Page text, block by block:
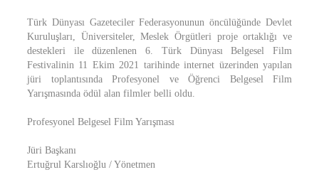
Türk Dünyası Gazeteciler Federasyonunun öncülüğünde Devlet
Kuruluşları, Üniversiteler, Meslek Örgütleri proje ortaklığı ve
destekleri ile düzenlenen 6. Türk Dünyası Belgesel Film
Festivalinin 11 Ekim 2021 tarihinde internet üzerinden yapılan
jüri toplantısında Profesyonel ve Öğrenci Belgesel Film
Yarışmasında ödül alan filmler belli oldu.
Profesyonel Belgesel Film Yarışması
Jüri Başkanı
Ertuğrul Karslıoğlu / Yönetmen